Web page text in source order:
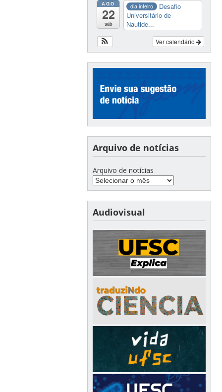
AGO
22
sáb
dia inteiro
Desafio
Universitário de
Nautide...
Ver calendário
Arquivo de notícias
Arquivo de notícias
Audiovisual